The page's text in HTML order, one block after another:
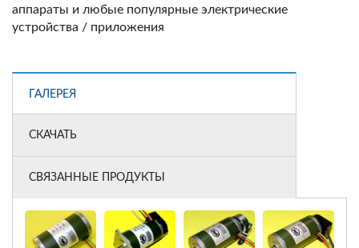
аппараты и любые популярные электрические
устройства / приложения
ГАЛЕРЕЯ
СКАЧАТЬ
СВЯЗАННЫЕ ПРОДУКТЫ